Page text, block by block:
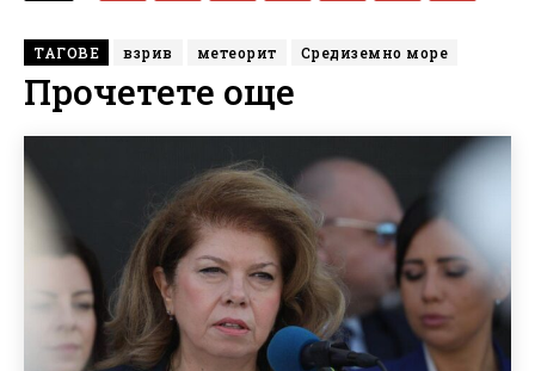
ТАГОВЕ взрив метеорит Средиземно море
Прочетете още